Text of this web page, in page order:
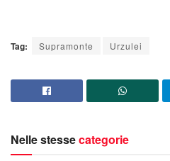
Tag: Supramonte Urzulei
Nelle stessecategorie